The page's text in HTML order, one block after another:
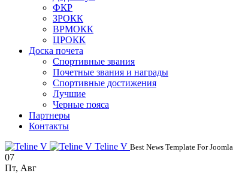
ФКР
ЗРОКК
ВРМОКК
ЦРОКК
Доска почета
Спортивные звания
Почетные звания и награды
Спортивные достижения
Лучшие
Черные пояса
Партнеры
Контакты
Teline V Best News Template For Joomla
07
Пт, Авг